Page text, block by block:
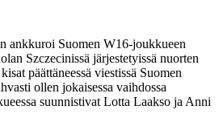
ankkuroi Suomen W16-joukkueen
Szczecinissä järjestetyissä nuorten
päättäneessä viestissä Suomen
ollen jokaisessa vaihdossa
suunnistivat Lotta Laakso ja Anni